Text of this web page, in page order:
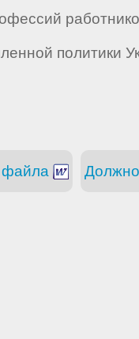
политики
файла